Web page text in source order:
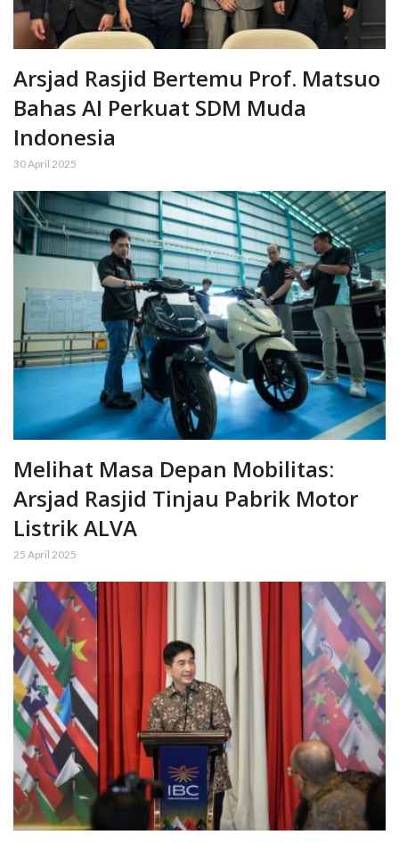
Arsjad Rasjid Bertemu Prof. Matsuo
Bahas AI Perkuat SDM Muda
Indonesia
30 April 2025
Melihat Masa Depan Mobilitas:
Arsjad Rasjid Tinjau Pabrik Motor
Listrik ALVA
25 April 2025